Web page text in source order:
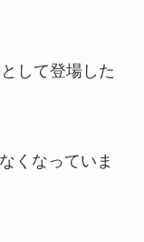
して登場した
くなっていま